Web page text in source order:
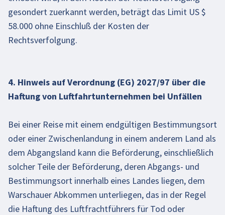
gesondert zuerkannt werden, beträgt das Limit US $
58.000 ohne Einschluß der Kosten der
Rechtsverfolgung.
4. Hinweis auf Verordnung (EG) 2027/97 über die
Haftung von Luftfahrtunternehmen bei Unfällen
Bei einer Reise mit einem endgültigen Bestimmungsort
oder einer Zwischenlandung in einem anderem Land als
dem Abgangsland kann die Beförderung, einschließlich
solcher Teile der Beförderung, deren Abgangs- und
Bestimmungsort innerhalb eines Landes liegen, dem
Warschauer Abkommen unterliegen, das in der Regel
die Haftung des Luftfrachtführers für Tod oder